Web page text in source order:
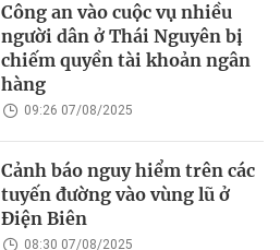
Công an vào cuộc vụ nhiều
người dân ở Thái Nguyên bị
chiếm quyền tài khoản ngân
hàng
09:26 07/08/2025
Cảnh báo nguy hiểm trên các
tuyến đường vào vùng lũ ở
Điện Biên
08:30 07/08/2025